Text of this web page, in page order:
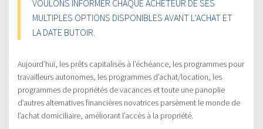
VOULONS INFORMER CHAQUE ACHETEUR DE SES
MULTIPLES OPTIONS DISPONIBLES AVANT L’ACHAT ET
LA DATE BUTOIR.
Aujourd’hui, les prêts capitalisés à l’échéance, les programmes pour
travailleurs autonomes, les programmes d’achat/location, les
programmes de propriétés de vacances et toute une panoplie
d’autres alternatives financières novatrices parsèment le monde de
l’achat domiciliaire, améliorant l’accès à la propriété.